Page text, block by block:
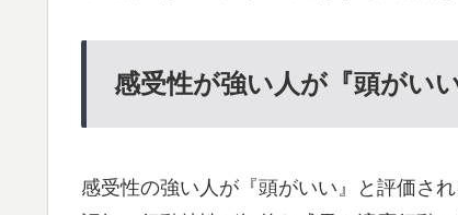
感受性が強い人が『頭がい
感受性の強い人が『頭がいい』と評価さ